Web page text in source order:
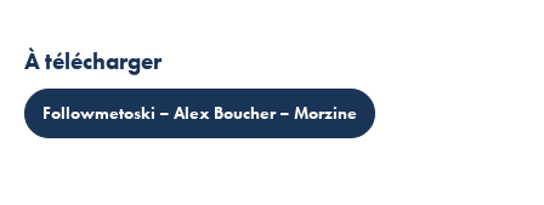
À télécharger
Followmetoski – Alex Boucher – Morzine